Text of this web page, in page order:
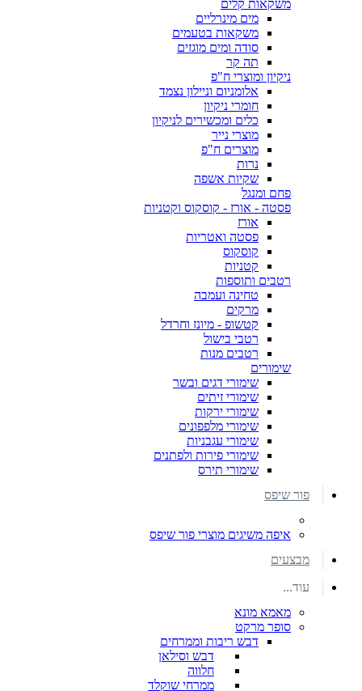
משקאות קלים
מים מינרליים
משקאות בטעמים
סודה ומים מוגזים
תה קר
ניקיון ומוצרי ח"פ
אלומניום וניילון נצמד
חומרי ניקיון
כלים ומכשירים לניקיון
מוצרי נייר
מוצרים ח"פ
נרות
שקיות אשפה
פחם ומנגל
פסטה - אורז - קוסקוס וקטניות
אורז
פסטה ואטריות
קוסקוס
קטניות
רטבים ותוספות
טחינה ועמבה
מרקים
קטשופ - מיונז וחרדל
רטבי בישול
רטבים מנות
שימורים
שימורי דגים ובשר
שימורי זיתים
שימורי ירקות
שימורי מלפפונים
שימורי עגבניות
שימורי פירות ולפתנים
שימורי תירס
פור שיפס
איפה משיגים מוצרי פור שיפס
מבצעים
עוד...
מאמא מונא
סופר מרקט
דבש ריבות וממרחים
דבש וסילאן
חלווה
ממרחי שוקלד